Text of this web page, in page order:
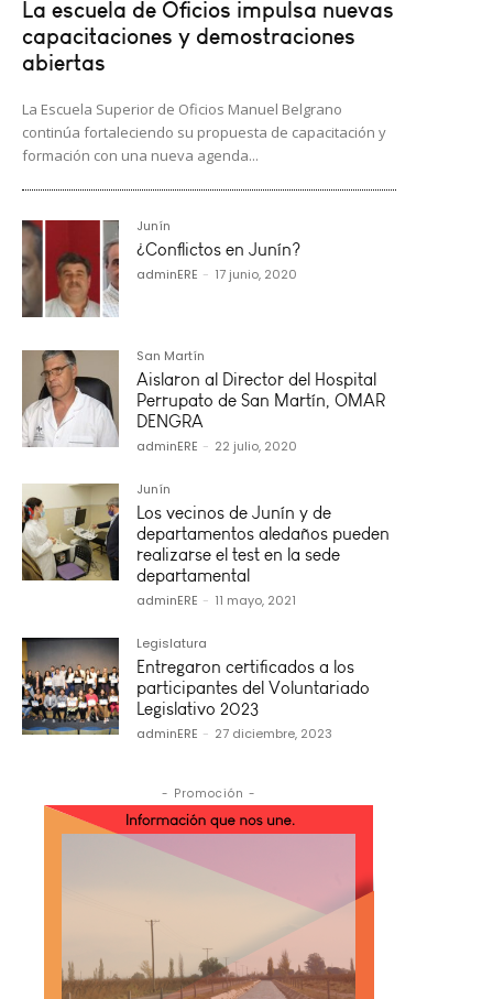
La escuela de Oficios impulsa nuevas
capacitaciones y demostraciones
abiertas
La Escuela Superior de Oficios Manuel Belgrano
continúa fortaleciendo su propuesta de capacitación y
formación con una nueva agenda...
Junín
¿Conflictos en Junín?
adminERE - 17 junio, 2020
San Martín
Aislaron al Director del Hospital
Perrupato de San Martín, OMAR
DENGRA
adminERE - 22 julio, 2020
Junín
Los vecinos de Junín y de
departamentos aledaños pueden
realizarse el test en la sede
departamental
adminERE - 11 mayo, 2021
Legislatura
Entregaron certificados a los
participantes del Voluntariado
Legislativo 2023
adminERE - 27 diciembre, 2023
- Promoción -